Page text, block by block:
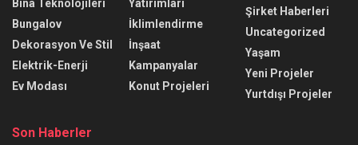
Bina Teknolojileri
Bungalov
Dekorasyon Ve Stil
Elektrik-Enerji
Ev Modası
Yatırımları
İklimlendirme
İnşaat
Kampanyalar
Konut Projeleri
Şirket Haberleri
Uncategorized
Yaşam
Yeni Projeler
Yurtdışı Projeler
Son Haberler